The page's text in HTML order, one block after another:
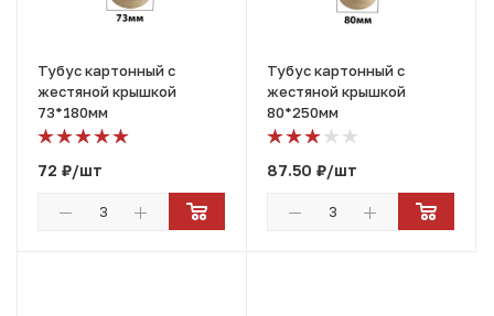
Тубус картонный с
жестяной крышкой
73*180мм
72 ₽/шт
Тубус картонный с
жестяной крышкой
80*250мм
87.50 ₽/шт